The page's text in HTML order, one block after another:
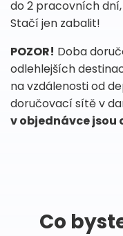
do 2 pracovních
Stačí jen zabalit!
POZOR! Doba
odlehlejších
na vzdálenosti od
doručovací sítě v
v objednávce jsou
Co